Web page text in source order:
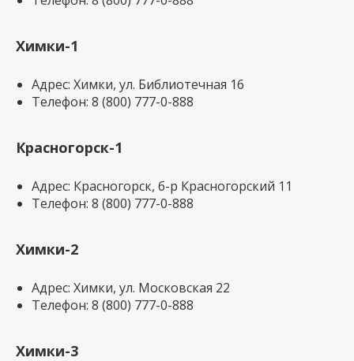
Химки-1
Адрес: Химки, ул. Библиотечная 16
Телефон: 8 (800) 777-0-888
Красногорск-1
Адрес: Красногорск, б-р Красногорский 11
Телефон: 8 (800) 777-0-888
Химки-2
Адрес: Химки, ул. Московская 22
Телефон: 8 (800) 777-0-888
Химки-3